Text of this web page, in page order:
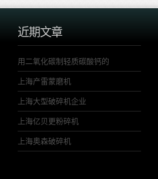
近期文章
用二氧化碳制轻质碳酸钙的
上海产雷蒙磨机
上海大型破碎机企业
上海亿贝更粉碎机
上海奥森破碎机